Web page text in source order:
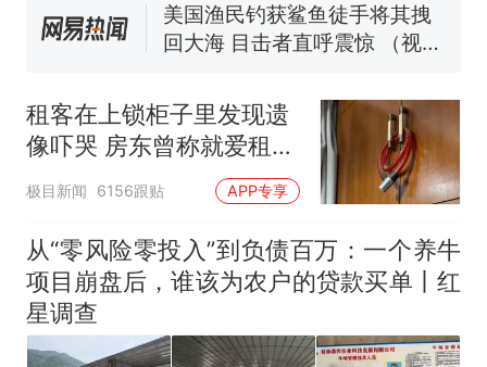
140多朵
美国渔民钓获鲨鱼徒手将其拽
回大海 目击者直呼震惊 （视频
官方通报
热
那个在床头放菜刀的女孩，
因老师一句“跟我回家”改写了
人生
租客在上锁柜子里发现遗
像吓哭 房东曾称就爱租给
男生
极目新闻 6156跟贴 APP专享
从“零风险零投入”到负债百万：一个养牛
项目崩盘后，谁该为农户的贷款买单丨红
星调查